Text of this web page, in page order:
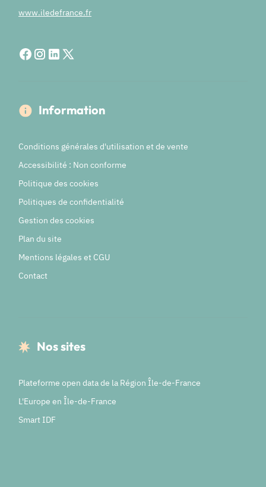
www.iledefrance.fr
Information
Conditions générales d'utilisation et de vente
Accessibilité : Non conforme
Politique des cookies
Politiques de confidentialité
Gestion des cookies
Plan du site
Mentions légales et CGU
Contact
Nos sites
Plateforme open data de la Région Île-de-France
L'Europe en Île-de-France
Smart IDF